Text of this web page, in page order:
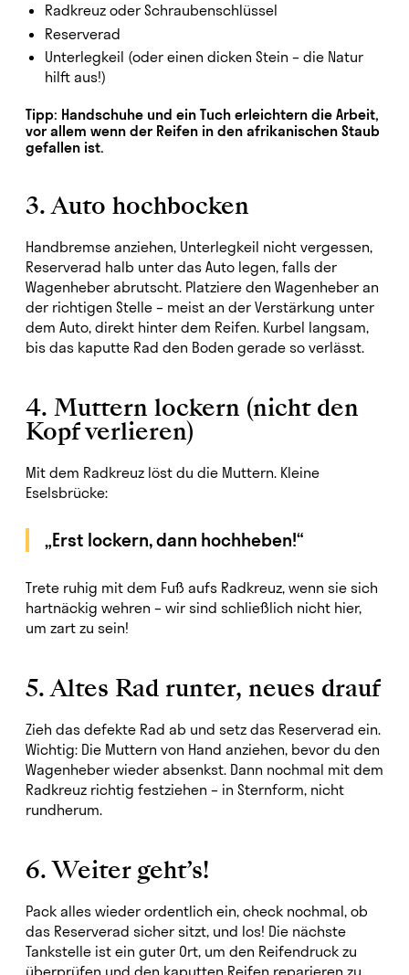
Radkreuz oder Schraubenschlüssel
Reserverad
Unterlegkeil (oder einen dicken Stein – die Natur
hilft aus!)
Tipp: Handschuhe und ein Tuch erleichtern die Arbeit,
vor allem wenn der Reifen in den afrikanischen Staub
gefallen ist.
3. Auto hochbocken
Handbremse anziehen, Unterlegkeil nicht vergessen,
Reserverad halb unter das Auto legen, falls der
Wagenheber abrutscht. Platziere den Wagenheber an
der richtigen Stelle – meist an der Verstärkung unter
dem Auto, direkt hinter dem Reifen. Kurbel langsam,
bis das kaputte Rad den Boden gerade so verlässt.
4. Muttern lockern (nicht den
Kopf verlieren)
Mit dem Radkreuz löst du die Muttern. Kleine
Eselsbrücke:
„Erst lockern, dann hochheben!“
Trete ruhig mit dem Fuß aufs Radkreuz, wenn sie sich
hartnäckig wehren – wir sind schließlich nicht hier,
um zart zu sein!
5. Altes Rad runter, neues drauf
Zieh das defekte Rad ab und setz das Reserverad ein.
Wichtig: Die Muttern von Hand anziehen, bevor du den
Wagenheber wieder absenkst. Dann nochmal mit dem
Radkreuz richtig festziehen – in Sternform, nicht
rundherum.
6. Weiter geht’s!
Pack alles wieder ordentlich ein, check nochmal, ob
das Reserverad sicher sitzt, und los! Die nächste
Tankstelle ist ein guter Ort, um den Reifendruck zu
überprüfen und den kaputten Reifen reparieren zu